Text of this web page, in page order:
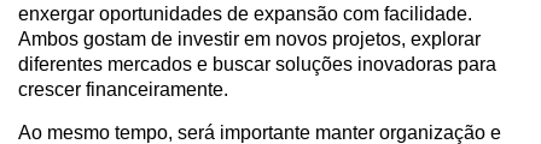
enxergar oportunidades de expansão com facilidade.
Ambos gostam de investir em novos projetos, explorar
diferentes mercados e buscar soluções inovadoras para
crescer financeiramente.
Ao mesmo tempo, será importante manter organização e